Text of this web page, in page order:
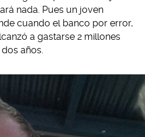
nada. Pues un joven
cuando el banco por error,
a gastarse 2 millones
años.